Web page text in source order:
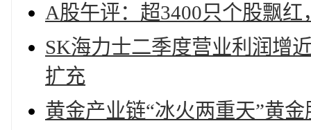
A股午评：超3400只个股飘
SK海力士二季度营业利润增
扩充
黄金产业链“冰火两重天”黄